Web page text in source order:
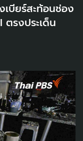
เบียร์สะท้อนช่อง
ตรงประเด็น